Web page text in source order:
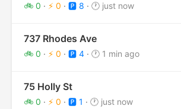
🚲 0 · ⚡ 0 · 🅿️ 8 · 🕐 just now
737 Rhodes Ave
🚲 0 · ⚡ 0 · 🅿️ 4 · 🕐 1 min ago
75 Holly St
🚲 0 · ⚡ 0 · 🅿️ 1 · 🕐 just now